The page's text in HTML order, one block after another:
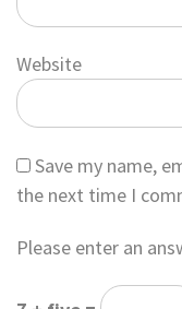
Website
Save my name,
the next time I
Please enter an